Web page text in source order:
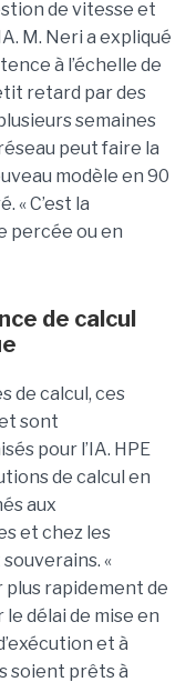
de vitesse et
M. Neri a expliqué
à l’échelle de
retard par des
semaines
peut faire la
modèle en 90
« C’est la
percée ou en
de calcul
de calcul, ces
sont
pour l’IA. HPE
de calcul en
aux
et chez les
«
plus rapidement de
délai de mise en
et à
soient prêts à